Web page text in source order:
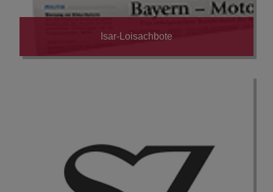
Isar-Loisachbote